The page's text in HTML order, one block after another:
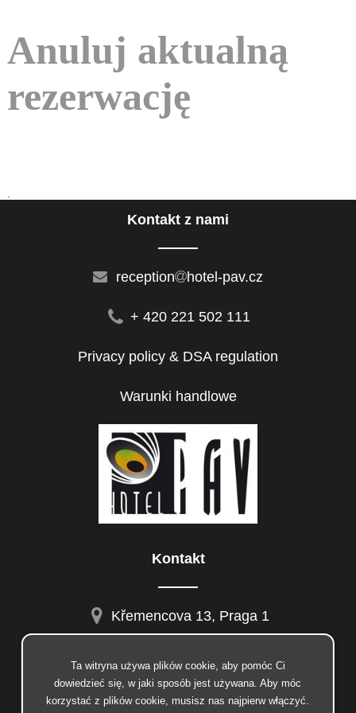
Anuluj aktualną
rezerwację
Kontakt z nami
reception hotel-pav.cz
+ 420 221 502 111
Privacy policy & DSA regulation
Warunki handlowe
Kontakt
Křemencova 13, Praga 1
facebook
Ta witryna używa plików cookie, aby pomóc Ci
dowiedzieć się, w jaki sposób jest używana. Aby móc
korzystać z plików cookie, musisz nas najpierw włączyć.